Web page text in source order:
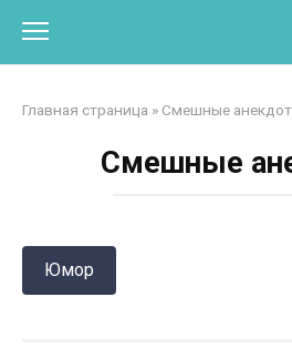
контенту
Главная страница » Смешные
Смешные
Юмор